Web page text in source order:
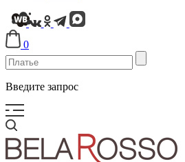
0
Введите запрос